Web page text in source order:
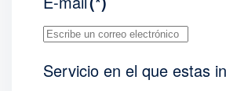
Servicio en el que estas